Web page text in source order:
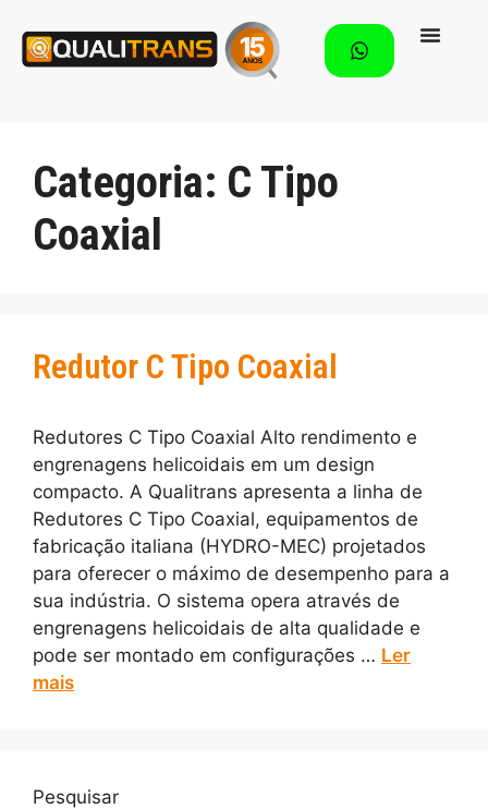
Categoria: C Tipo
Coaxial
Redutor C Tipo Coaxial
Redutores C Tipo Coaxial Alto rendimento e
engrenagens helicoidais em um design
compacto. A Qualitrans apresenta a linha de
Redutores C Tipo Coaxial, equipamentos de
fabricação italiana (HYDRO-MEC) projetados
para oferecer o máximo de desempenho para a
sua indústria. O sistema opera através de
engrenagens helicoidais de alta qualidade e
pode ser montado em configurações … Ler
mais
Pesquisar